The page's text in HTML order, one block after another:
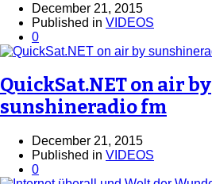
December 21, 2015
Published in VIDEOS
0
QuickSat.NET on air by
sunshineradio fm
December 21, 2015
Published in VIDEOS
0